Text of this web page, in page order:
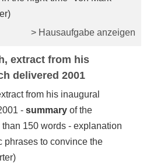
> Hausaufgabe anzeigen
extract from his
delivered 2001
from his inaugural
- summary of the
150 words - explanation
phrases to convince the